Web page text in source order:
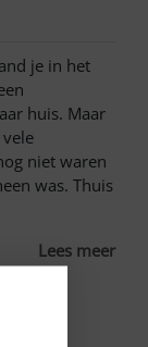
je in het
huis. Maar
niet waren
was. Thuis
Lees meer